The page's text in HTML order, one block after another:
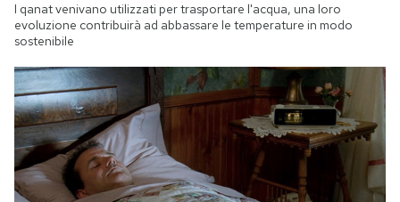
I qanat venivano utilizzati per trasportare l'acqua, una loro
evoluzione contribuirà ad abbassare le temperature in modo
sostenibile